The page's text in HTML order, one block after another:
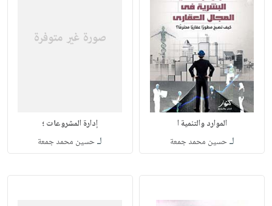
الموارد والتنمية ا
لـحسين محمد جمعة
إدارة المشروعات ؛
لـحسين محمد جمعة